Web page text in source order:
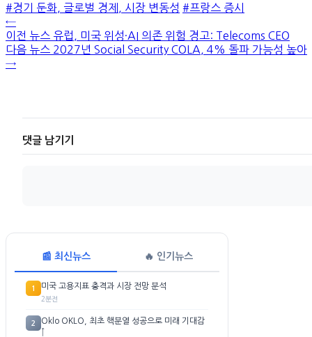
#경기 둔화, 글로벌 경제, 시장 변동성 #프랑스 증시
←
이전 뉴스 유럽, 미국 위성·AI 의존 위험 경고: Telecoms CEO
다음 뉴스 2027년 Social Security COLA, 4% 돌파 가능성 높아
→
댓글 남기기
📰 최신뉴스 🔥 인기뉴스
1 미국 고용지표 충격과 시장 전망 분석
2분전
2
Oklo OKLO, 최초 핵분열 성공으로 미래 기대감
↑